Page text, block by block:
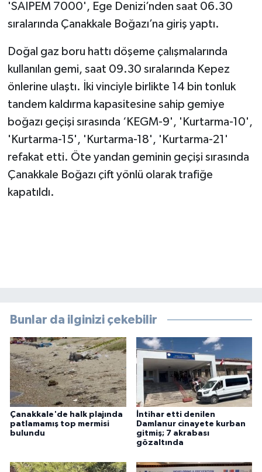
'SAIPEM 7000', Ege Denizi’nden saat 06.30
sıralarında Çanakkale Boğazı’na giriş yaptı.
Doğal gaz boru hattı döşeme çalışmalarında
kullanılan gemi, saat 09.30 sıralarında Kepez
önlerine ulaştı. İki vinciyle birlikte 14 bin tonluk
tandem kaldırma kapasitesine sahip gemiye
boğazı geçişi sırasında ‘KEGM-9', 'Kurtarma-10',
'Kurtarma-15', 'Kurtarma-18', 'Kurtarma-21'
refakat etti. Öte yandan geminin geçişi sırasında
Çanakkale Boğazı çift yönlü olarak trafiğe
kapatıldı.
Bunlar da ilginizi çekebilir
Çanakkale'de halk plajında
patlamamış top mermisi
bulundu
İntihar etti denilen
Damlanur cinayete kurban
gitmiş; 7 akrabası
gözaltında